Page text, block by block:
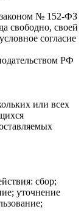
№ 152-ФЗ
свободно, своей
согласие
РФ
или всех
сбор;
уточнение